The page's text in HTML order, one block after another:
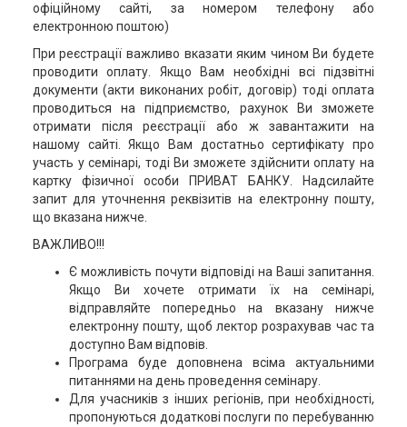
офіційному сайті, за номером телефону або
електронною поштою)
При реєстрації важливо вказати яким чином Ви будете
проводити оплату. Якщо Вам необхідні всі підзвітні
документи (акти виконаних робіт, договір) тоді оплата
проводиться на підприємство, рахунок Ви зможете
отримати після реєстрації або ж завантажити на
нашому сайті. Якщо Вам достатньо сертифікату про
участь у семінарі, тоді Ви зможете здійснити оплату на
картку фізичної особи ПРИВАТ БАНКУ. Надсилайте
запит для уточнення реквізитів на електронну пошту,
що вказана нижче.
ВАЖЛИВО!!!
Є можливість почути відповіді на Ваші запитання.
Якщо Ви хочете отримати їх на семінарі,
відправляйте попередньо на вказану нижче
електронну пошту, щоб лектор розрахував час та
доступно Вам відповів.
Програма буде доповнена всіма актуальними
питаннями на день проведення семінару.
Для учасників з інших регіонів, при необхідності,
пропонуються додаткові послуги по перебуванню